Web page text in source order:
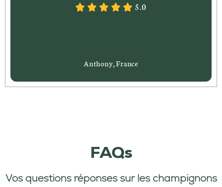
5.0
Anthony, France
FAQs
Vos questions réponses sur les champignons